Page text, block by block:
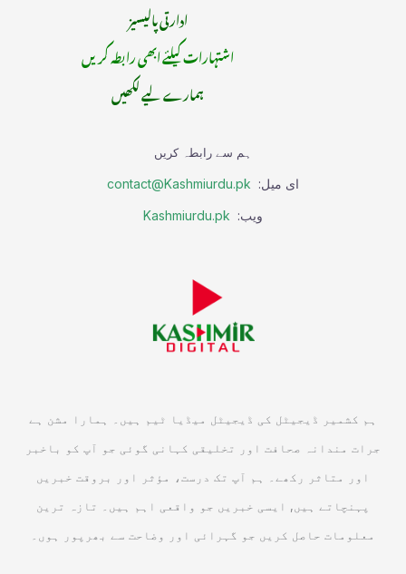
ادارتی پالیسیز
اشتہارات کیلئے ابھی رابطہ کریں
ہمارے لیے لکھیں
ہم سے رابطہ کریں
ای میل: contact@Kashmiurdu.pk
ویب: Kashmiurdu.pk
ہم کشمیر ڈیجیٹل کی ڈیجیٹل میڈیا ٹیم ہیں۔ ہمارا مشن ہے
جرات مندانہ صحافت اور تخلیقی کہانی گوئی جو آپ کو باخبر
اور متاثر رکھے۔ ہم آپ تک درست، مؤثر اور بروقت خبریں
پہنچاتے ہیں, ایسی خبریں جو واقعی اہم ہیں۔ تازہ ترین
معلومات حاصل کریں جو گہرائی اور وضاحت سے بھرپور ہوں۔